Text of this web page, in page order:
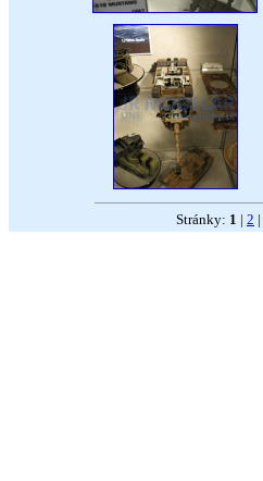
Stránky: 1 | 2 |